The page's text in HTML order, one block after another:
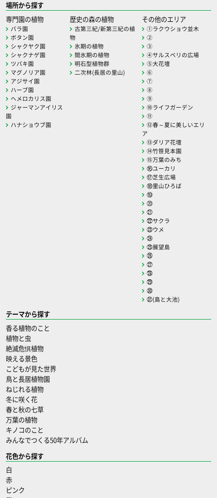
場所から探す
専門園の植物
バラ園
ボタン園
シャクヤク園
シャクナゲ園
ツバキ園
マグノリア園
アジサイ園
ハーブ園
ヘメロカリス園
ジャーマンアイリス
園
ハナショウブ園
歴史の森の植物
古第三紀/新第三紀の植
物
氷期の植物
間氷期の植物
明石型植物群
二次林(長居の里山)
その他のエリア
①ラクウショウ並木
②
③
④サルスベリの広場
⑤大花壇
⑥
⑦
⑧
⑨
⑩ライフガーデン
⑪
⑫春～夏に美しいエリ
ア
⑬ダリア花壇
⑭竹笹見本園
⑮万葉のみち
⑯ユーカリ
⑰芝生広場
⑱里山ひろば
⑲
⑳
㉑
㉒サクラ
㉓ウメ
㉔
㉕展望島
㉖
㉗
㉘
㉙
㉚
㉛(島と大池)
テーマから探す
香る植物のこと
植物と虫
絶滅危惧植物
映える景色
こどもが見た世界
鳥と長居植物園
ねじれる植物
冬に咲く花
春と秋の七草
万葉の植物
キノコのこと
みんなでつくる50年アルバム
花色から探す
白
赤
ピンク